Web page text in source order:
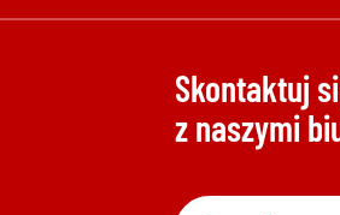
Skontaktuj
z naszymi